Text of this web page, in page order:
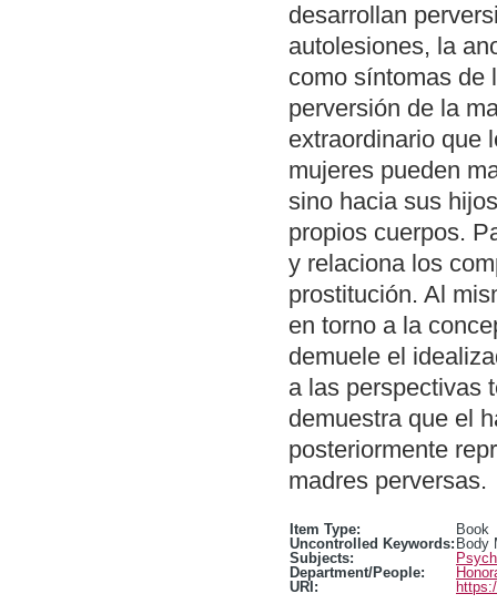
desarrollan
autolesiones, la
como síntomas de
perversión de la
extraordinario que
mujeres pueden
sino hacia sus
propios cuerpos.
y relaciona los
prostitución. Al
en torno a la
demuele el
a las perspectivas
demuestra que el
posteriormente
madres perversas.
Item Type:
Book
Uncontrolled Keywords: Body
Subjects:
Department/People:
URI: